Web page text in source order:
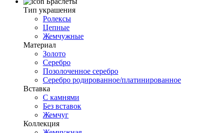
Тип украшения
Ролексы
Цепные
Жемчужные
Материал
Золото
Серебро
Позолоченное серебро
Серебро родированное/платинированное
Вставка
С камнями
Без вставок
Жемчуг
Коллекция